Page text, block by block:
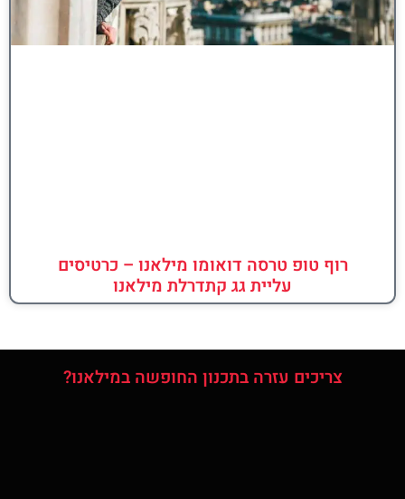
רוף טופ טרסה דואומו מילאנו – כרטיסים
עליית גג קתדרלת מילאנו
צריכים עזרה בתכנון החופשה במילאנו?